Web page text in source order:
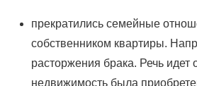
прекратились семейные
собственником квартиры.
расторжения брака. Речь идет
недвижимость была